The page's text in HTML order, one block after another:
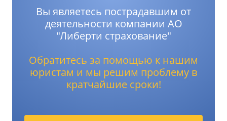
Вы являетесь пострадавшим от
деятельности компании АО
"Либерти страхование"
Обратитесь за помощью к нашим
юристам и мы решим проблему в
кратчайшие сроки!